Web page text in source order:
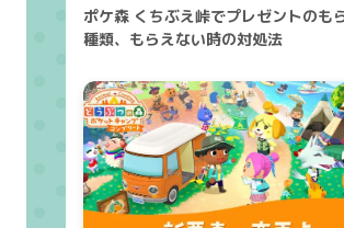
ポケ森 くちぶえ峠でプレゼントのも
種類、もらえない時の対処法